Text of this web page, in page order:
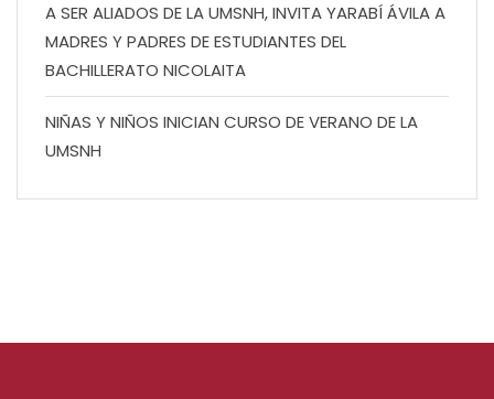
A SER ALIADOS DE LA UMSNH, INVITA YARABÍ ÁVILA A
MADRES Y PADRES DE ESTUDIANTES DEL
BACHILLERATO NICOLAITA
NIÑAS Y NIÑOS INICIAN CURSO DE VERANO DE LA
UMSNH